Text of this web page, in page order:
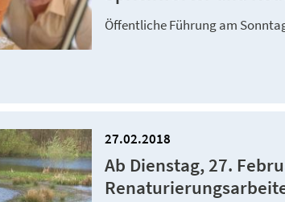
Öffentliche Führung am
27.02.2018
Ab Dienstag, 27.